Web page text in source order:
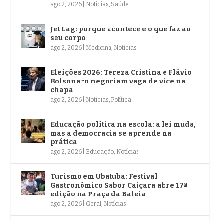
ago 2, 2026 Notícias, Saúde
Jet Lag: porque acontece e o que faz ao
seu corpo
ago 2, 2026 Medicina, Notícias
Eleições 2026: Tereza Cristina e Flávio
Bolsonaro negociam vaga de vice na
chapa
ago 2, 2026 Notícias, Política
Educação política na escola: a lei muda,
mas a democracia se aprende na
prática
ago 2, 2026 Educação, Notícias
Turismo em Ubatuba: Festival
Gastronômico Sabor Caiçara abre 17ª
edição na Praça da Baleia
ago 2, 2026 Geral, Notícias